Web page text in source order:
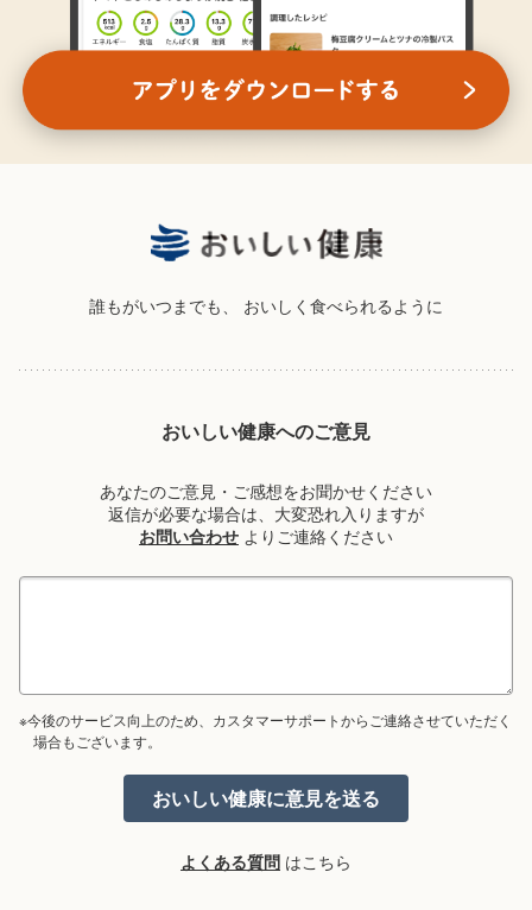
誰もがいつまでも、 おいしく食べられるように
おいしい健康へのご意見
あなたのご意見・ご感想をお聞かせください
返信が必要な場合は、大変恐れ入りますが
お問い合わせ よりご連絡ください
※今後のサービス向上のため、カスタマーサポートからご連絡させていただく
場合もございます。
よくある質問 はこちら